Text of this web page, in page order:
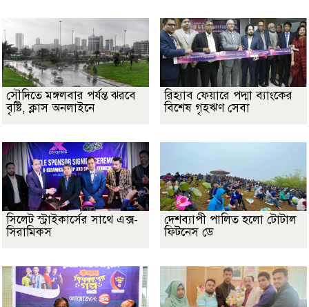
সৌদিতে মঙ্গলবার পর্যন্ত ঝরবে
বৃষ্টি, ক্লাস অনলাইনে
রিহ্যাব ফেয়ারে পদ্মা ব্যাংকের
বিশেষ গৃহঋণ সেবা
সিলেট স্ট্রাইকার্সের সাথে এক্স-
সিরামিকস
দেশব্যাপী পালিত হলো টোটাল
ফিটনেস ডে